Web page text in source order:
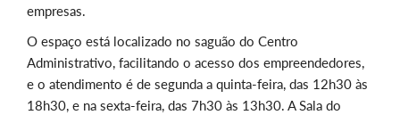
empresas.
O espaço está localizado no saguão do Centro
Administrativo, facilitando o acesso dos empreendedores,
e o atendimento é de segunda a quinta-feira, das 12h30 às
18h30, e na sexta-feira, das 7h30 às 13h30. A Sala do